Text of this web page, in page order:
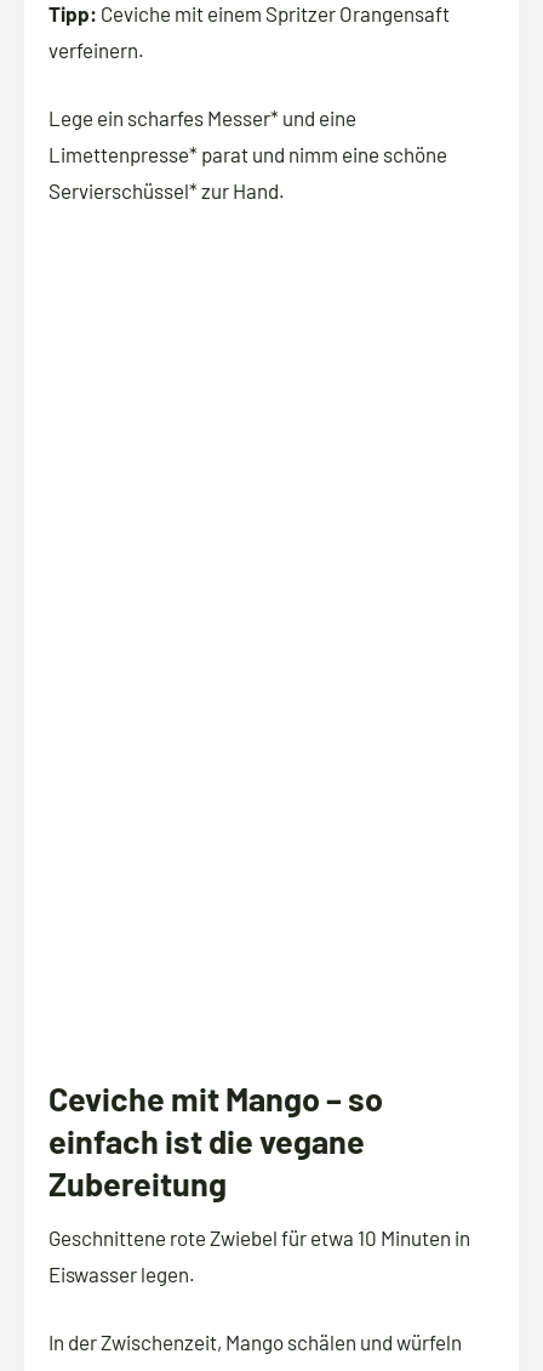
Tipp: Ceviche mit einem Spritzer Orangensaft
verfeinern.
Lege ein scharfes Messer* und eine
Limettenpresse* parat und nimm eine schöne
Servierschüssel* zur Hand.
Ceviche mit Mango – so
einfach ist die vegane
Zubereitung
Geschnittene rote Zwiebel für etwa 10 Minuten in
Eiswasser legen.
In der Zwischenzeit, Mango schälen und würfeln